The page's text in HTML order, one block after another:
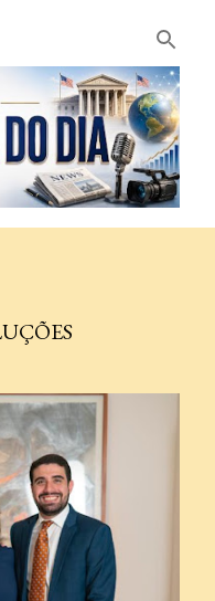
principal